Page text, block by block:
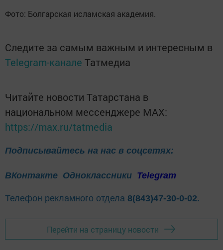
Фото: Болгарская исламская академия.
Следите за самым важным и интересным в
Telegram-канале Татмедиа
Читайте новости Татарстана в
национальном мессенджере MАХ:
https://max.ru/tatmedia
Подписывайтесь на нас в соцсетях:
ВКонтакте Одноклассники Telegram
Телефон рекламного отдела 8(843)47-30-0-02.
Перейти на страницу новости